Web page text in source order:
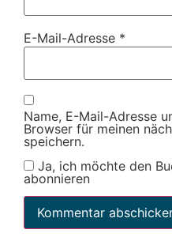
E-Mail-Adresse *
Name, E-Mail-Adresse
Browser für meinen
speichern.
Ja, ich möchte den
abonnieren